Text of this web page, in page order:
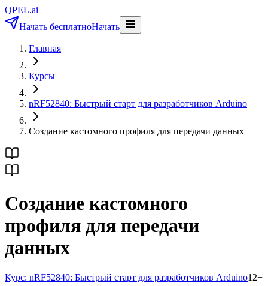
QPEL.ai
Начать бесплатноНачать
Главная
Курсы
nRF52840: Быстрый старт для разработчиков Arduino
Создание кастомного профиля для передачи данных
Создание кастомного
профиля для передачи
данных
Курс: nRF52840: Быстрый старт для разработчиков Arduino12+